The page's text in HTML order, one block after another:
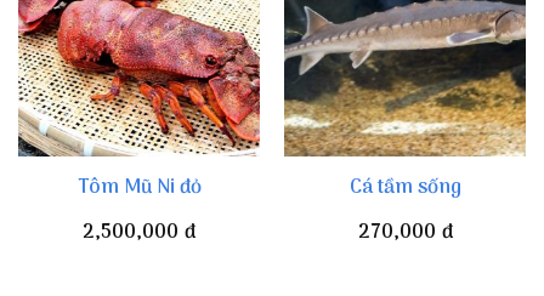
Tôm Mũ Ni đỏ
2,500,000 đ
Cá tầm sống
270,000 đ